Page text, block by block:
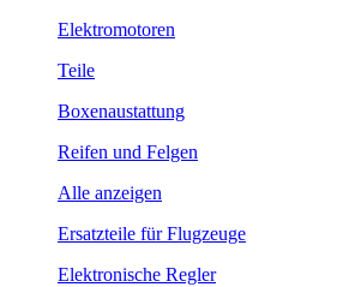
Elektromotoren
Teile
Boxenaustattung
Reifen und Felgen
Alle anzeigen
Ersatzteile für Flugzeuge
Elektronische Regler